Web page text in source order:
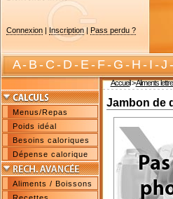
Connexion| Inscription| Pass perdu ?
A-B-C-D-E-F-G-H-I-J
Accueil>Aliments
Menus/Repas
Poids idéal
Besoins caloriques
Dépense calorique
Aliments / Boissons
Jambon de